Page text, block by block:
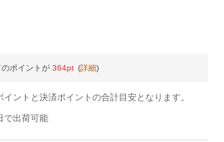
ポイントが 364pt (詳細)
ントと決済ポイントの合計目安となります。
で出荷可能